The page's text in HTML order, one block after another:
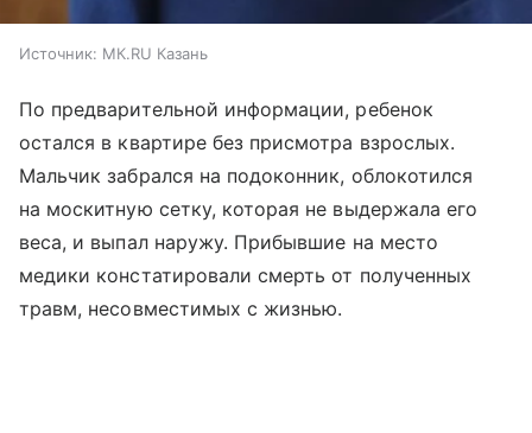
Источник: МК.RU Казань
По предварительной информации, ребенок
остался в квартире без присмотра взрослых.
Мальчик забрался на подоконник, облокотился
на москитную сетку, которая не выдержала его
веса, и выпал наружу. Прибывшие на место
медики констатировали смерть от полученных
травм, несовместимых с жизнью.